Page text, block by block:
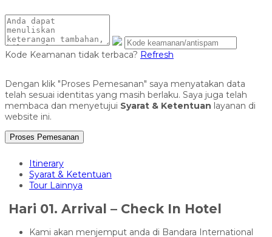
Kode Keamanan tidak terbaca? Refresh
Dengan klik "Proses Pemesanan" saya menyatakan data
telah sesuai identitas yang masih berlaku. Saya juga telah
membaca dan menyetujui Syarat & Ketentuan layanan di
website ini.
Proses Pemesanan
Itinerary
Syarat & Ketentuan
Tour Lainnya
Hari 01. Arrival – Check In Hotel
Kami akan menjemput anda di Bandara International